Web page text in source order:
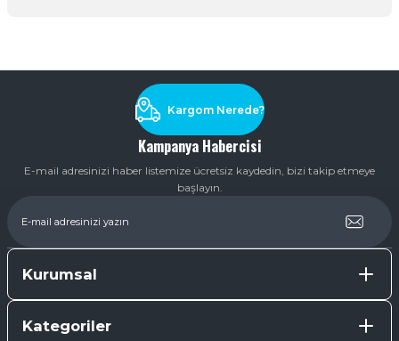
Kampanya Habercisi
E-mail adresinizi haber listemize ücretsiz kaydedin, bizi takip etmeye
başlayın.
Kargom Nerede?
Kurumsal
Kategoriler